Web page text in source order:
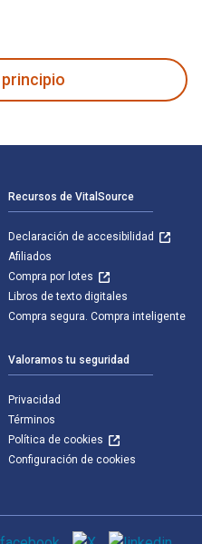
Recursos de VitalSource
Declaración de accesibilidad
Afiliados
Compra por lotes
Libros de texto digitales
Compra segura. Compra inteligente
Valoramos tu seguridad
Privacidad
Términos
Política de cookies
Configuración de cookies